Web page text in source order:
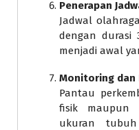
Penerapan
Jadwal
dengan durasi
menjadi awal
Monitoring dan
Pantau
fisik maupun
ukuran